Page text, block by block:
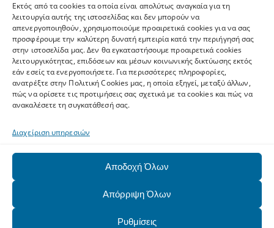
Εκτός από τα cookies τα οποία είναι απολύτως αναγκαία για τη
λειτουργία αυτής της ιστοσελίδας και δεν μπορούν να
απενεργοποιηθούν, χρησιμοποιούμε προαιρετικά cookies για να σας
προσφέρουμε την καλύτερη δυνατή εμπειρία κατά την περιήγησή σας
στην ιστοσελίδα μας. Δεν θα εγκαταστήσουμε προαιρετικά cookies
λειτουργικότητας, επιδόσεων και μέσων κοινωνικής δικτύωσης εκτός
εάν εσείς τα ενεργοποιήσετε. Για περισσότερες πληροφορίες,
ανατρέξτε στην Πολιτική Cookies μας, η οποία εξηγεί, μεταξύ άλλων,
πώς να ορίσετε τις προτιμήσεις σας σχετικά με τα cookies και πώς να
ανακαλέσετε τη συγκατάθεσή σας.
Διαχείριση υπηρεσιών
Αποδοχή Όλων
Απόρριψη Όλων
Ρυθμίσεις
Υποδομές
Υποστήριξη
Επικοινωνία